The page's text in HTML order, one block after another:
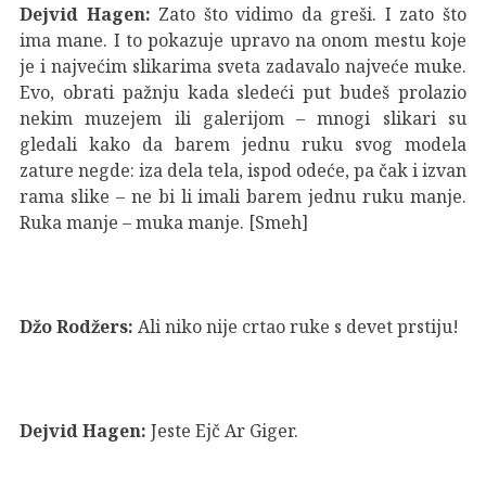
Dejvid Hagen: Zato što vidimo da greši. I zato što
ima mane. I to pokazuje upravo na onom mestu koje
je i najvećim slikarima sveta zadavalo najveće muke.
Evo, obrati pažnju kada sledeći put budeš prolazio
nekim muzejem ili galerijom – mnogi slikari su
gledali kako da barem jednu ruku svog modela
zature negde: iza dela tela, ispod odeće, pa čak i izvan
rama slike – ne bi li imali barem jednu ruku manje.
Ruka manje – muka manje. [Smeh]
Džo Rodžers: Ali niko nije crtao ruke s devet prstiju!
Dejvid Hagen: Jeste Ejč Ar Giger.